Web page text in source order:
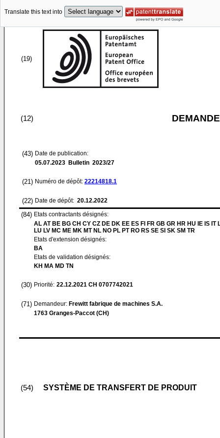
Translate this text into
(19)
(12)
(43) Date de publication:
05.07.2023 Bulletin 2023/27
(21) Numéro de dépôt: 22214818.1
(22) Date de dépôt: 20.12.2022
(84) Etats contractants désignés:
AL AT BE BG CH CY CZ DE DK EE ES FI FR GB GR HR HU IE IS IT
LU LV MC ME MK MT NL NO PL PT RO RS SE SI SK SM TR
Etats d'extension désignés:
BA
Etats de validation désignés:
KH MA MD TN
(30) Priorité: 22.12.2021 CH 0707742021
(71) Demandeur: Frewitt fabrique de machines S.A.
1763 Granges-Paccot (CH)
(54) SYSTÈME DE TRANSFERT DE PRODUIT